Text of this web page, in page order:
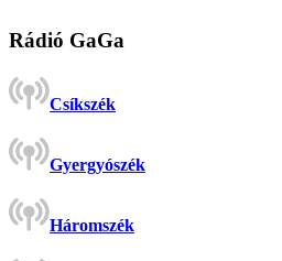
Rádió GaGa
Csíkszék
Gyergyószék
Háromszék